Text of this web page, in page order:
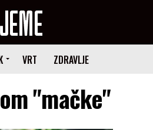
VRT ZDRAVLJE
"mačke"